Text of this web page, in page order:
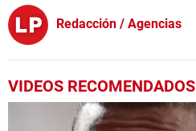
Redacción / Agencias
VIDEOS RECOMENDADOS